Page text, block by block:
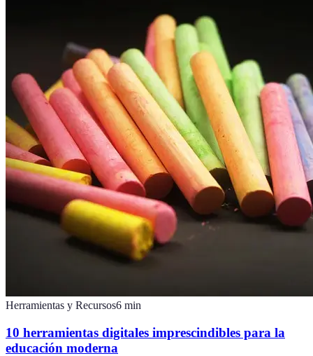
Herramientas y Recursos6 min
10 herramientas digitales imprescindibles para la
educación moderna